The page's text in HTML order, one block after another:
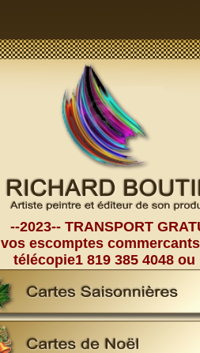
--2023-- TRANSPORT
vos escomptes
télécopie1 819 385 4048